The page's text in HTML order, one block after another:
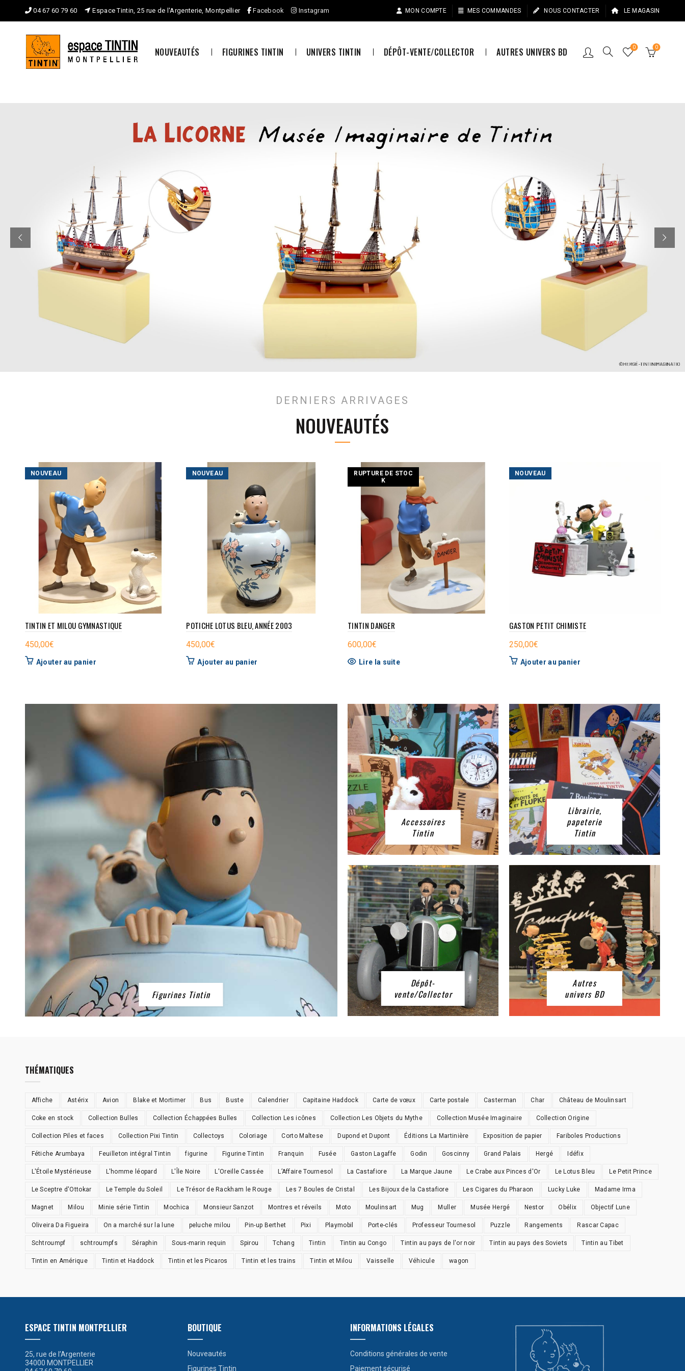
04 67 60 79 60 Espace Tintin, 25 rue de l'Argenterie, Montpellier Facebook Instagram MON COMPTE MES COMMANDES NOUS CONTACTER LE MAGASIN
NOUVEAUTÉS FIGURINES TINTIN UNIVERS TINTIN DÉPÔT-VENTE/COLLECTOR AUTRES UNIVERS BD 0 0
DERNIERS ARRIVAGES
NOUVEAUTÉS
NOUVEAU
TINTIN ET MILOU GYMNASTIQUE
450,00€
Ajouter au panier
NOUVEAU
POTICHE LOTUS BLEU, ANNÉE 2003
450,00€
Ajouter au panier
RUPTURE DE STOC
K
NOUVEAU
TINTIN DANGER
600,00€
Lire la suite
NOUVEAU
GASTON PETIT CHIMISTE
250,00€
Ajouter au panier
Figurines Tintin
Accessoires
Tintin
Librairie,
papeterie
Tintin
Dépôt-
vente/Collector
Autres
univers BD
THÉMATIQUES
Affiche Astérix Avion Blake et Mortimer Bus Buste Calendrier Capitaine Haddock Carte de vœux Carte postale Casterman Char Château de Moulinsart
Coke en stock Collection Bulles Collection Échappées Bulles Collection Les icônes Collection Les Objets du Mythe Collection Musée Imaginaire Collection Origine
Collection Piles et faces Collection Pixi Tintin Collectoys Coloriage Corto Maltese Dupond et Dupont Éditions La Martinière Exposition de papier Fariboles Productions
Fétiche Arumbaya Feuilleton intégral Tintin figurine Figurine Tintin Franquin Fusée Gaston Lagaffe Godin Goscinny Grand Palais Hergé Idéfix
L'Étoile Mystérieuse L'homme léopard L'Île Noire L'Oreille Cassée L’Affaire Tournesol La Castafiore La Marque Jaune Le Crabe aux Pinces d'Or Le Lotus Bleu Le Petit Prince
Le Sceptre d'Ottokar Le Temple du Soleil Le Trésor de Rackham le Rouge Les 7 Boules de Cristal Les Bijoux de la Castafiore Les Cigares du Pharaon Lucky Luke Madame Irma
Magnet Milou Minie série Tintin Mochica Monsieur Sanzot Montres et réveils Moto Moulinsart Mug Muller Musée Hergé Nestor Obélix Objectif Lune
Oliveira Da Figueira On a marché sur la lune peluche milou Pin-up Berthet Pixi Playmobil Porte-clés Professeur Tournesol Puzzle Rangements Rascar Capac
Schtroumpf schtroumpfs Séraphin Sous-marin requin Spirou Tchang Tintin Tintin au Congo Tintin au pays de l'or noir Tintin au pays des Soviets Tintin au Tibet
Tintin en Amérique Tintin et Haddock Tintin et les Picaros Tintin et les trains Tintin et Milou Vaisselle Véhicule wagon
ESPACE TINTIN MONTPELLIER
25, rue de l’Argenterie
34000 MONTPELLIER
BOUTIQUE
Nouveautés
Figurines Tintin
INFORMATIONS LÉGALES
Conditions générales de vente
Paiement sécurisé